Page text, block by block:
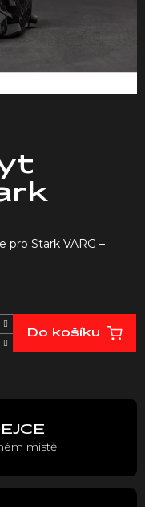
Do košíku
pro Stark VARG –
místě